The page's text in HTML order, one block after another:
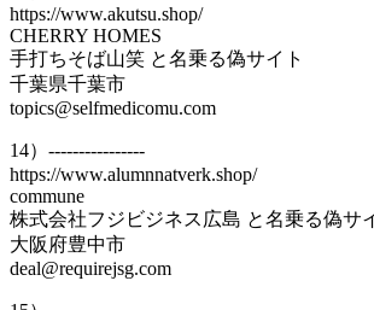
https://www.akutsu.shop/
CHERRY HOMES
手打ちそば山笑 と名乗る偽サイト
千葉県千葉市
topics@selfmedicomu.com
14）----------------
https://www.alumnnatverk.shop/
commune
株式会社フジビジネス広島 と名乗る偽サ
大阪府豊中市
deal@requirejsg.com